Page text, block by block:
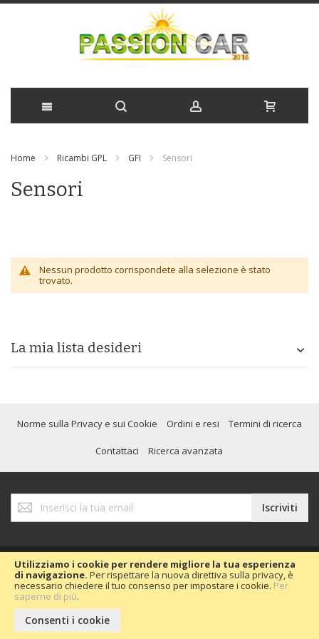
Utilizziamo i cookie per rendere migliore la tua esperienza
di navigazione. Per rispettare la nuova direttiva sulla privacy, è
necessario chiedere il tuo consenso per impostare i cookie. Per
saperne di più.
Consenti i cookie
contenuto
Home Ricambi GPL GFI Sensori
Sensori
Nessun prodotto corrispondete alla selezione è stato
trovato.
La mia lista desideri
Norme sulla Privacy e sui Cookie Ordini e resi Termini di ricerca
Contattaci Ricerca avanzata
alla
nostra
Iscriviti
Copyright © 2020 Passion Car 2016.